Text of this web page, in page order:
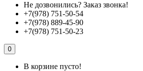
Не дозвонились? Заказ звонка!
+7(978) 751-50-54
+7(978) 889-45-90
+7(978) 751-50-23
0
В корзине пусто!